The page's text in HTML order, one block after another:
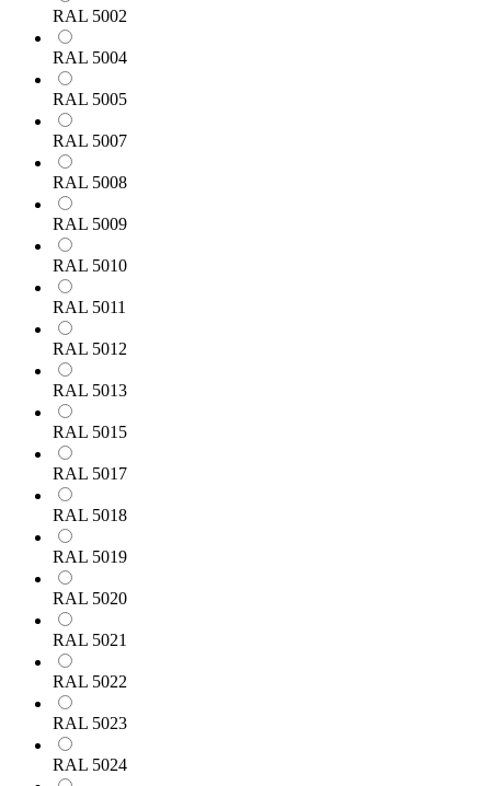
RAL 5002
RAL 5004
RAL 5005
RAL 5007
RAL 5008
RAL 5009
RAL 5010
RAL 5011
RAL 5012
RAL 5013
RAL 5015
RAL 5017
RAL 5018
RAL 5019
RAL 5020
RAL 5021
RAL 5022
RAL 5023
RAL 5024